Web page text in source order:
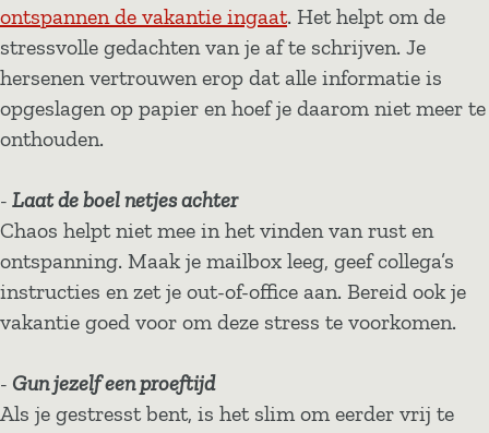
ontspannen de vakantie ingaat. Het helpt om de
stressvolle gedachten van je af te schrijven. Je
hersenen vertrouwen erop dat alle informatie is
opgeslagen op papier en hoef je daarom niet meer te
onthouden.
- Laat de boel netjes achter
Chaos helpt niet mee in het vinden van rust en
ontspanning. Maak je mailbox leeg, geef collega’s
instructies en zet je out-of-office aan. Bereid ook je
vakantie goed voor om deze stress te voorkomen.
- Gun jezelf een proeftijd
Als je gestresst bent, is het slim om eerder vrij te